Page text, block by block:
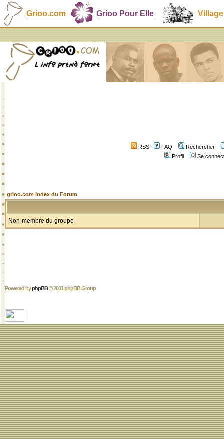
Grioo.com Grioo Pour Elle Village
RSS FAQ
Rechercher
Profil
Se
grioo.com Index du Forum
Non-membre du groupe
Powered byphpBB© 2001 phpBB Group